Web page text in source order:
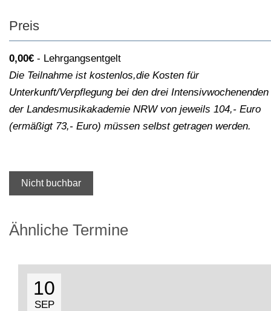
Preis
0,00€
Lehrgangsentgelt
Die Teilnahme ist kostenlos,die Kosten für
Unterkunft/Verpflegung bei den drei Intensivwochenenden
der Landesmusikakademie NRW von jeweils 104,- Euro
(ermäßigt 73,- Euro) müssen selbst getragen werden.
Nicht buchbar
Ähnliche Termine
10
SEP